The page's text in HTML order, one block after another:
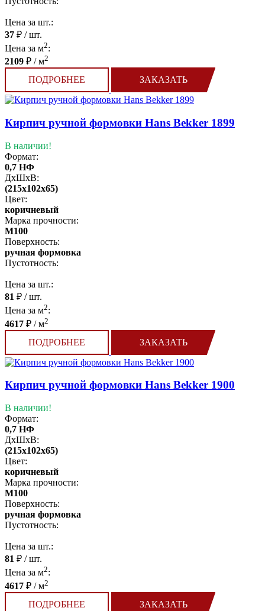
Цена за шт.:
37 ₽ / шт.
Цена за м2:
2109 ₽ / м2
ПОДРОБНЕЕ ЗАКАЗАТЬ
Кирпич ручной формовки Hans Bekker 1899
В наличии!
Формат:
0,7 НФ
ДхШхВ:
(215x102x65)
Цвет:
коричневый
Марка прочности:
М100
Поверхность:
ручная формовка
Пустотность:
Цена за шт.:
81 ₽ / шт.
Цена за м2:
4617 ₽ / м2
ПОДРОБНЕЕ ЗАКАЗАТЬ
Кирпич ручной формовки Hans Bekker 1900
В наличии!
Формат:
0,7 НФ
ДхШхВ:
(215x102x65)
Цвет:
коричневый
Марка прочности:
М100
Поверхность:
ручная формовка
Пустотность:
Цена за шт.:
81 ₽ / шт.
Цена за м2:
4617 ₽ / м2
ПОДРОБНЕЕ ЗАКАЗАТЬ